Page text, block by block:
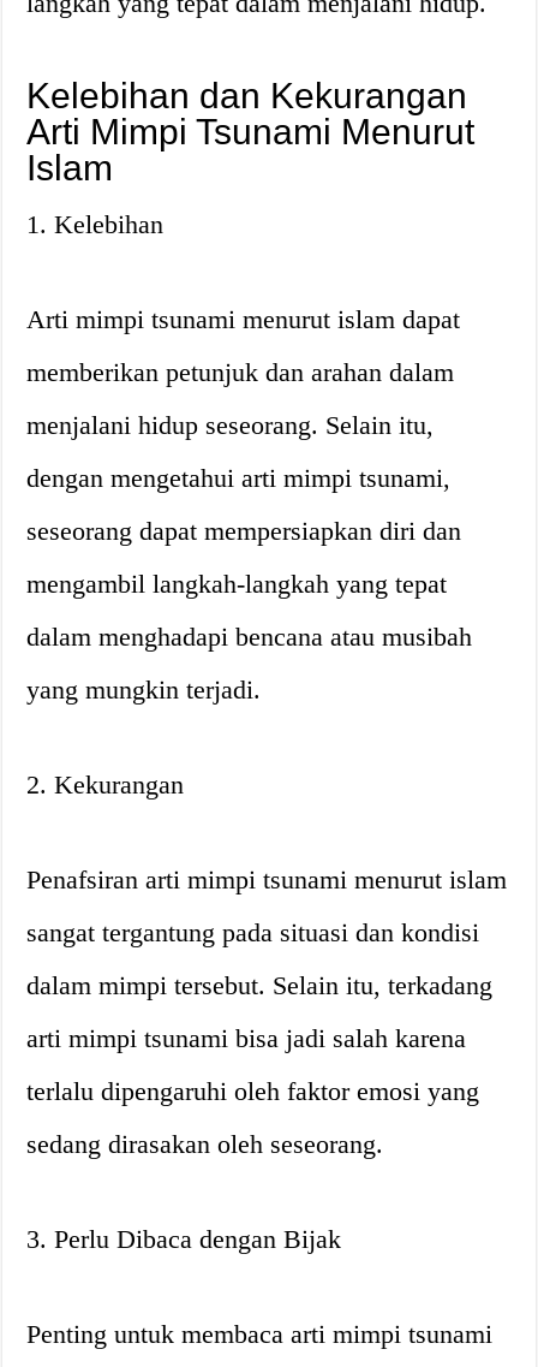
Kelebihan dan Kekurangan
Arti Mimpi Tsunami Menurut
Islam
1. Kelebihan
Arti mimpi tsunami menurut islam dapat
memberikan petunjuk dan arahan dalam
menjalani hidup seseorang. Selain itu,
dengan mengetahui arti mimpi tsunami,
seseorang dapat mempersiapkan diri dan
mengambil langkah-langkah yang tepat
dalam menghadapi bencana atau musibah
yang mungkin terjadi.
2. Kekurangan
Penafsiran arti mimpi tsunami menurut islam
sangat tergantung pada situasi dan kondisi
dalam mimpi tersebut. Selain itu, terkadang
arti mimpi tsunami bisa jadi salah karena
terlalu dipengaruhi oleh faktor emosi yang
sedang dirasakan oleh seseorang.
3. Perlu Dibaca dengan Bijak
Penting untuk membaca arti mimpi tsunami